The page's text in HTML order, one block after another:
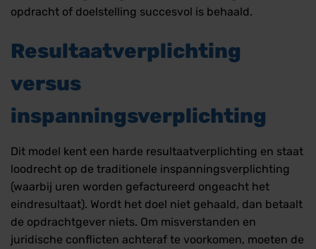
opdracht of doelstelling succesvol is behaald.
Resultaatverplichting
versus
inspanningsverplichting
Dit model kent een harde resultaatverplichting en staat
loodrecht op de traditionele inspanningsverplichting
(waarbij uren worden gefactureerd ongeacht het
eindresultaat). Wordt het doel niet gehaald, dan betaalt
de opdrachtgever niets. Om misverstanden en
juridische conflicten achteraf te voorkomen, moeten de